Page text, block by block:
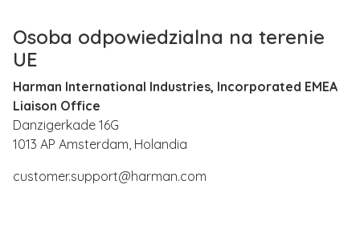
Osoba odpowiedzialna na terenie
UE
Harman International Industries, Incorporated EMEA
Liaison Office
Danzigerkade 16G
1013 AP Amsterdam, Holandia
customer.support@harman.com